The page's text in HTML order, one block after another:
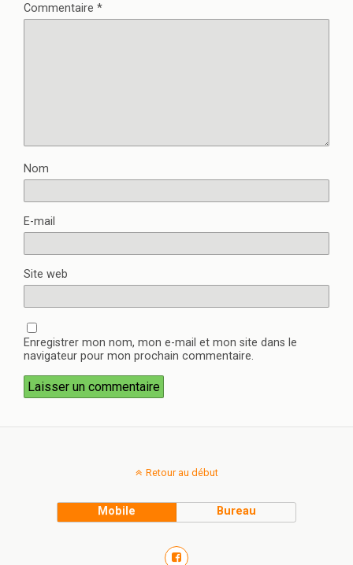
Commentaire *
Nom
E-mail
Site web
Enregistrer mon nom, mon e-mail et mon site dans le
navigateur pour mon prochain commentaire.
Retour au début
Mobile Bureau